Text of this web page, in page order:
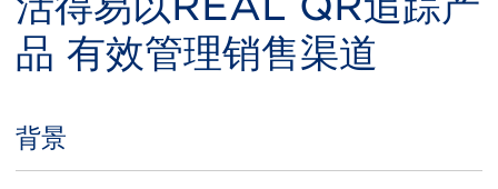
品 有效管理销售渠道
Title
背景